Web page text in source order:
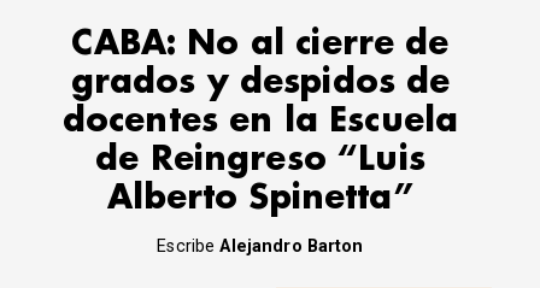
CABA: No al cierre de
grados y despidos de
docentes en la Escuela
de Reingreso “Luis
Alberto Spinetta”
EscribeAlejandro Barton